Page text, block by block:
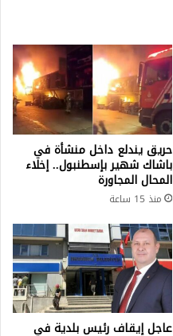
حريق يندلع داخل منشأة في
باشاك شهير بإسطنبول.. إخلاء
المحال المجاورة
منذ 15 ساعة
عاجل إيقاف رئيس بلدية في